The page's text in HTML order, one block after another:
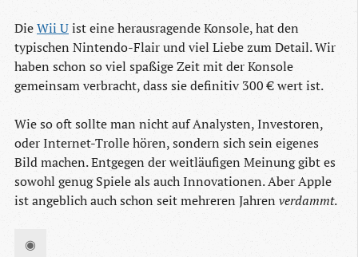
DieWii Uist eine herausragende Konsole, hat den
typischen Nintendo-Flair und viel Liebe zum Detail. Wir
haben schon so viel spaßige Zeit mit der Konsole
gemeinsam verbracht, dass sie definitiv 300 € wert ist.
Wie so oft sollte man nicht auf Analysten, Investoren,
oder Internet-Trolle hören, sondern sich sein eigenes
Bild machen. Entgegen der weitläufigen Meinung gibt es
sowohl genug Spiele als auch Innovationen. Aber Apple
ist angeblich auch schon seit mehreren Jahren verdammt.
◉